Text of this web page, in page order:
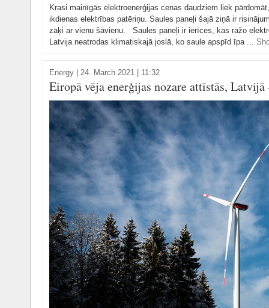
Krasi mainīgās elektroenerģijas cenas daudziem liek
ikdienas elektrības patēriņu. Saules paneļi šajā ziņā ir
zaķi ar vienu šāvienu. Saules paneļi ir ierīces, kas ražo
Latvija neatrodas klimatiskajā joslā, ko saule apspīd īpa ...
Energy 24. March 2021 | 11:32
Eiropā vēja enerģijas nozare attīstās,